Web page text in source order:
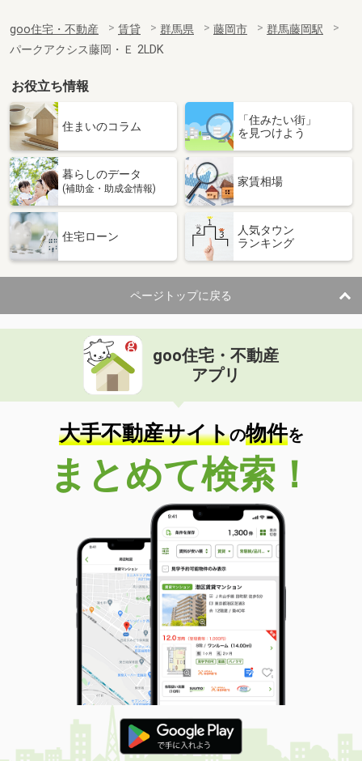
goo住宅・不動産 賃貸 群馬県 藤岡市
群馬藤岡駅
パークアクシス藤岡・Ｅ 2LDK
お役立ち情報
住まいのコラム
「住みたい街」
を見つけよう
暮らしのデータ
(補助金・助成金情報)
家賃相場
住宅ローン
人気タウン
ランキング
ページトップに戻る
goo住宅・不動産
アプリ
大手不動産サイトの物件を
まとめて検索！